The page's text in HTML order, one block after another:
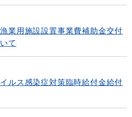
業用施設設置事業費補助金交付
て
ルス感染症対策臨時給付金給付